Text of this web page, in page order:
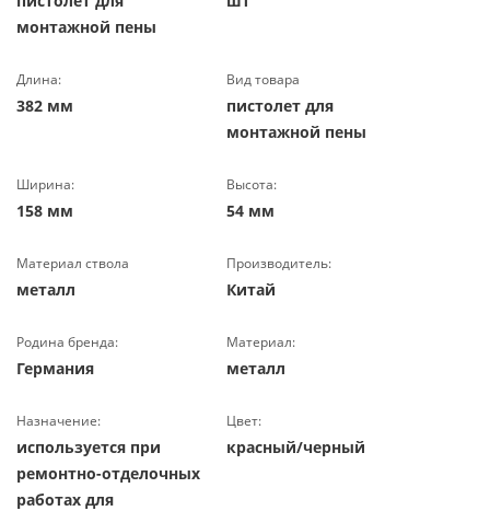
монтажной пены
Длина:
382 мм
Вид товара
пистолет для
монтажной пены
Ширина:
158 мм
Высота:
54 мм
Материал ствола
металл
Производитель:
Китай
Родина бренда:
Германия
Материал:
металл
Назначение:
используется при
ремонтно-отделочных
работах для
Цвет:
красный/черный